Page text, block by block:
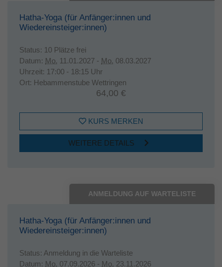
Hatha-Yoga (für Anfänger:innen und
Wiedereinsteiger:innen)
Status: 10 Plätze frei
Datum: Mo. 11.01.2027 - Mo. 08.03.2027
Uhrzeit: 17:00 - 18:15 Uhr
Ort: Hebammenstube Wettringen
64,00 €
KURS MERKEN
WEITERE DETAILS
ANMELDUNG AUF WARTELISTE
Hatha-Yoga (für Anfänger:innen und
Wiedereinsteiger:innen)
Status: Anmeldung in die Warteliste
Datum: Mo. 07.09.2026 - Mo. 23.11.2026